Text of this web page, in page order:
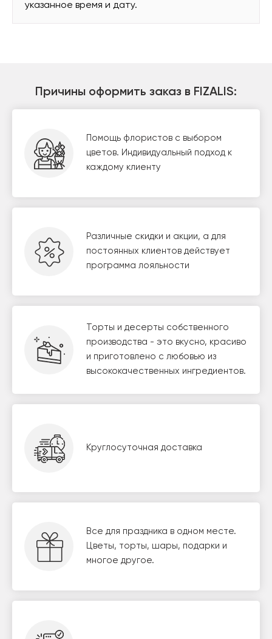
указанное время и дату.
Причины оформить заказ в FIZALIS:
Помощь флористов с выбором
цветов. Индивидуальный подход к
каждому клиенту
Различные скидки и акции, а для
постоянных клиентов действует
программа лояльности
Торты и десерты собственного
производства - это вкусно, красиво
и приготовлено с любовью из
высококачественных ингредиентов.
Круглосуточная доставка
Все для праздника в одном месте.
Цветы, торты, шары, подарки и
многое другое.